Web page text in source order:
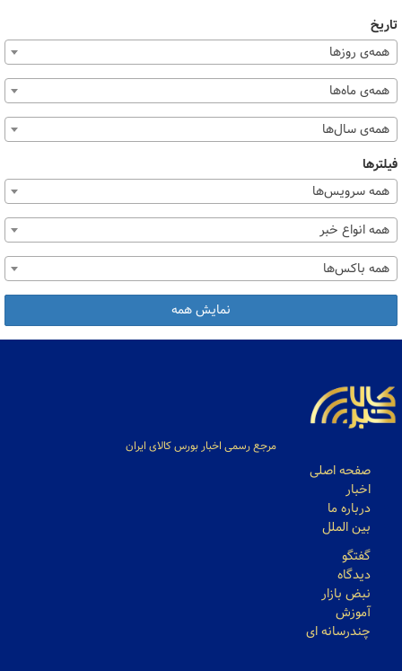
تاریخ
همه‌ی روزها
همه‌ی ماه‌ها
همه‌ی سال‌ها
فیلترها
همه سرویس‌ها
همه انواع خبر
همه باکس‌ها
نمایش همه
مرجع رسمی اخبار بورس کالای ایران
صفحه اصلی
اخبار
درباره ما
بین الملل
گفتگو
دیدگاه
نبض بازار
آموزش
چندرسانه ای